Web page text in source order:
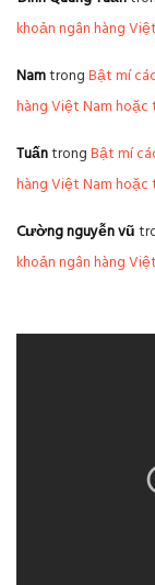
khoản ngân hàng
NamtrongBật mí
hàng Việt Nam
TuấntrongBật mí
hàng Việt Nam
Cường nguyễn vũ
khoản ngân hàng